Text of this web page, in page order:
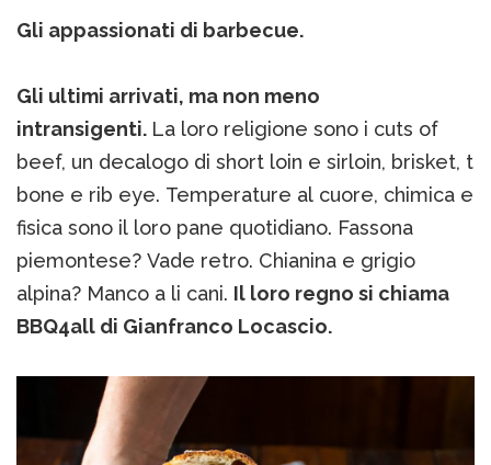
Gli appassionati di barbecue.
Gli ultimi arrivati, ma non meno
intransigenti. La loro religione sono i cuts of
beef, un decalogo di short loin e sirloin, brisket, t
bone e rib eye. Temperature al cuore, chimica e
fisica sono il loro pane quotidiano. Fassona
piemontese? Vade retro. Chianina e grigio
alpina? Manco a li cani. Il loro regno si chiama
BBQ4all di Gianfranco Locascio.